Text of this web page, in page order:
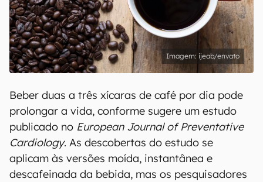
ijeab/envato
Beber duas a três xícaras de café por dia pode
prolongar a vida, conforme sugere um estudo
publicado no European Journal of Preventative
Cardiology. As descobertas do estudo se
aplicam às versões moída, instantânea e
descafeinada da bebida, mas os pesquisadores